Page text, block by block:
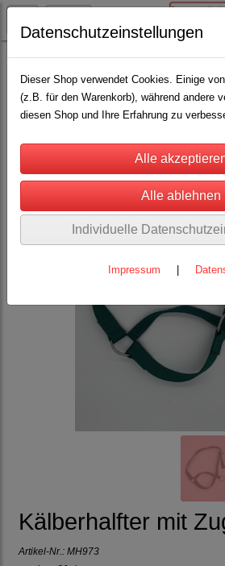
Rinderhaltung
Halfter für Rinder, Kühe,
Nylonhalfter MIT Kette oder Zugband
Kälberhalfter Gr.3 - 4cm breiter Gurt(9)
Kälberhalfter mit
Artikel-Nr.: MH973
Datenschutzeinstellungen
Dieser Shop verwendet Cookies. Einige
(z.B. für den Warenkorb), während andere
diesen Shop und Ihre Erfahrung zu
Individuelle
Impressum